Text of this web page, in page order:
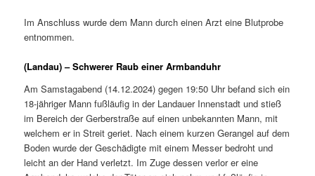
Im Anschluss wurde dem Mann durch einen Arzt eine Blutprobe
entnommen.
(Landau) – Schwerer Raub einer Armbanduhr
Am Samstagabend (14.12.2024) gegen 19:50 Uhr befand sich ein
18-jähriger Mann fußläufig in der Landauer Innenstadt und stieß
im Bereich der Gerberstraße auf einen unbekannten Mann, mit
welchem er in Streit geriet. Nach einem kurzen Gerangel auf dem
Boden wurde der Geschädigte mit einem Messer bedroht und
leicht an der Hand verletzt. Im Zuge dessen verlor er eine